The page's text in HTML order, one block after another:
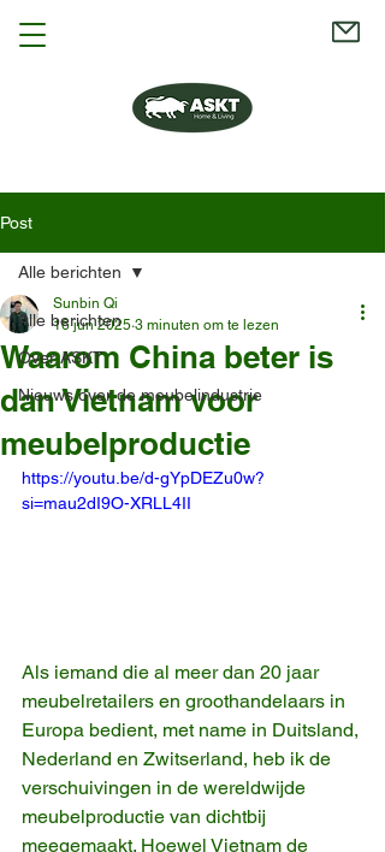
Post
Alle berichten
Over ASKT
Nieuws over de meubelindustrie
Alle berichten
Waarom China beter is
dan Vietnam voor
meubelproductie
Sunbin Qi
16 jun 2025 3 minuten om te lezen
https://youtu.be/d-gYpDEZu0w?
si=mau2dI9O-XRLL4II
Als iemand die al meer dan 20 jaar
meubelretailers en groothandelaars in
Europa bedient, met name in Duitsland,
Nederland en Zwitserland, heb ik de
verschuivingen in de wereldwijde
meubelproductie van dichtbij
meegemaakt. Hoewel Vietnam de